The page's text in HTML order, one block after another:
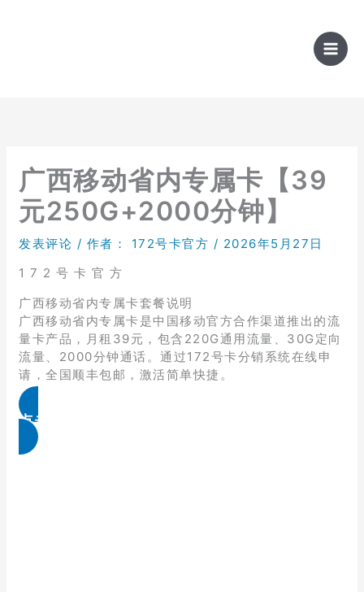
广西移动省内专属卡【39
元250G+2000分钟】
发表评论 / 作者： 172号卡官方 / 2026年5月27日
1 7 2 号 卡 官 方
广西移动省内专属卡套餐说明
广西移动省内专属卡是中国移动官方合作渠道推出的流
量卡产品，月租39元，包含220G通用流量、30G定向
流量、2000分钟通话。通过172号卡分销系统在线申
请，全国顺丰包邮，激活简单快捷。
点击免费领取